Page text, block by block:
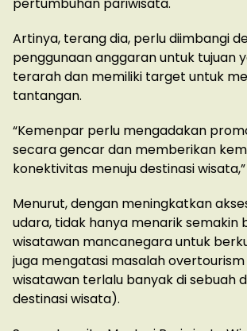
Artinya, terang dia, perlu diimbangi
penggunaan anggaran untuk tujuan
terarah dan memiliki target untuk
tantangan.
“Kemenpar perlu mengadakan
secara gencar dan memberikan
konektivitas menuju destinasi
Menurut, dengan meningkatkan
udara, tidak hanya menarik semakin
wisatawan mancanegara untuk
juga mengatasi masalah
wisatawan terlalu banyak di sebuah
destinasi wisata).